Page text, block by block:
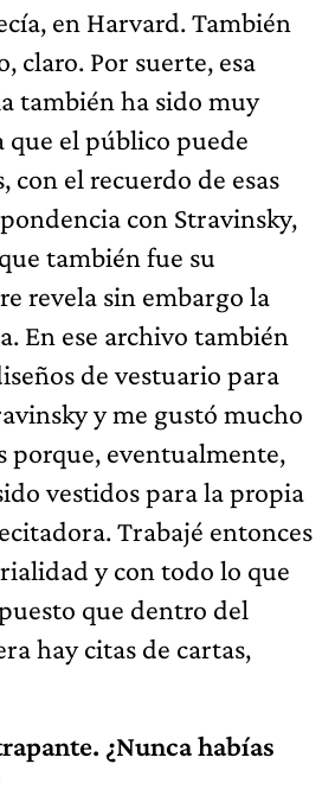
en Harvard. También
claro. Por suerte, esa
también ha sido muy
que el público puede
con el recuerdo de esas
con Stravinsky,
también fue su
revela sin embargo la
En ese archivo también
de vestuario para
y me gustó mucho
porque, eventualmente,
vestidos para la propia
Trabajé entonces
y con todo lo que
que dentro del
hay citas de cartas,
¿Nunca habías